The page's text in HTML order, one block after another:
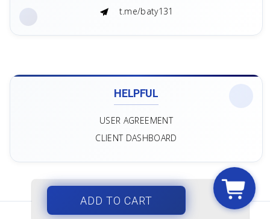
t.me/baty131
HELPFUL
USER AGREEMENT
CLIENT DASHBOARD
ADD TO CART